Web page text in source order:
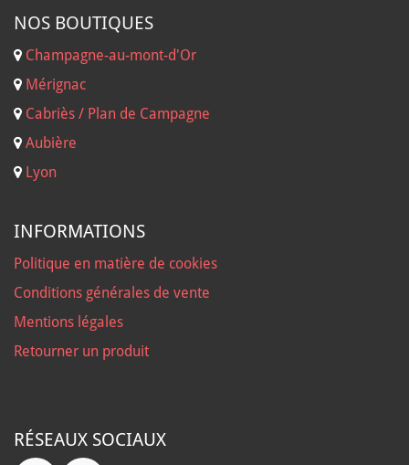
NOS BOUTIQUES
Champagne-au-mont-d'Or
Mérignac
Cabriès / Plan de Campagne
Aubière
Lyon
INFORMATIONS
Politique en matière de cookies
Conditions générales de vente
Mentions légales
Retourner un produit
RÉSEAUX SOCIAUX